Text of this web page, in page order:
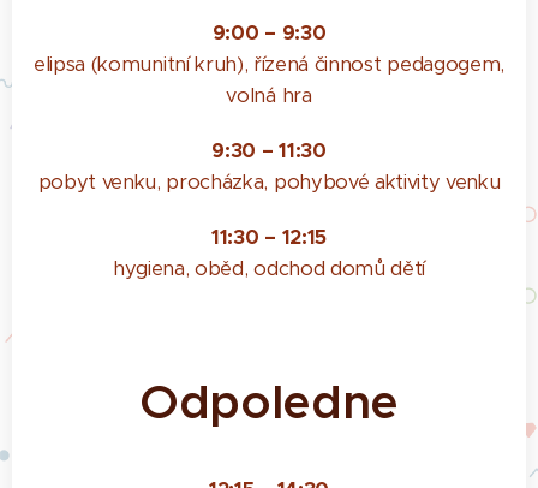
9:00 – 9:30
elipsa (komunitní kruh), řízená činnost pedagogem,
volná hra
9:30 – 11:30
pobyt venku, procházka, pohybové aktivity venku
11:30 – 12:15
hygiena, oběd, odchod domů dětí
Odpoledne